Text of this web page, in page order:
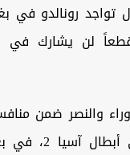
تواجد رونالدو في
قطعاً لن يشارك في
والنصر ضمن
من مسابقة